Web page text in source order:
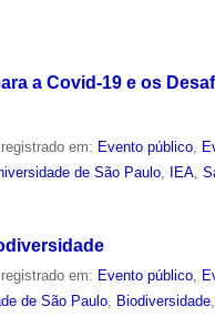
a Covid-19 e os
em: Evento público
de São Paulo IEA ,
em: Evento público
de São Paulo Biodiversidade